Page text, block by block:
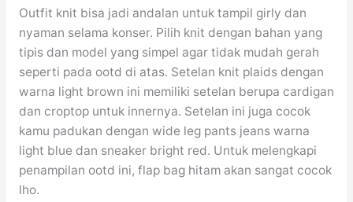
Outfit knit bisa jadi andalan untuk tampil girly dan
nyaman selama konser. Pilih knit dengan bahan yang
tipis dan model yang simpel agar tidak mudah gerah
seperti pada ootd di atas. Setelan knit plaids dengan
warna light brown ini memiliki setelan berupa cardigan
dan croptop untuk innernya. Setelan ini juga cocok
kamu padukan dengan wide leg pants jeans warna
light blue dan sneaker bright red. Untuk melengkapi
penampilan ootd ini, flap bag hitam akan sangat cocok
lho.